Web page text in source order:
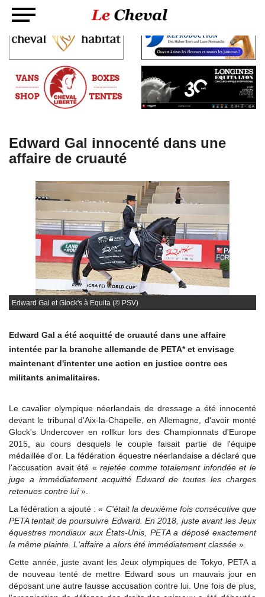
Edward Gal innocenté dans une
affaire de cruauté
Edward Gal et Glock's à Equita (© PSV)
Edward Gal a été acquitté de cruauté dans une affaire
intentée par la branche allemande de PETA* et envisage
maintenant d'intenter une action en justice contre ces
militants animalitaires.
Le cavalier olympique néerlandais de dressage a été innocenté
devant le tribunal d'Aix-la-Chapelle, en Allemagne, d'avoir monté
Glock's Undercover en rollkur lors des Championnats d'Europe
2015, au cours desquels le couple faisait partie de l'équipe
médaillée d'or. La fédération équestre néerlandaise a déclaré que
l'accusation avait été «rejetée comme totalement infondée et le
juge a immédiatement acquitté Edward de toutes les charges
retenues contre lui».
La fédération a ajouté : « C'était la deuxième fois consécutive que
PETA tentait de poursuivre Edward. En 2018, juste avant les Jeux
équestres mondiaux aux États-Unis, PETA a déposé exactement
la même plainte. L'affaire a alors été immédiatement classée ».
Cette année, juste avant les Jeux olympiques de Tokyo, PETA a
de nouveau tenté de mettre Edward sous un mauvais jour en
déposant une autre fausse accusation contre lui. Une fois de plus,